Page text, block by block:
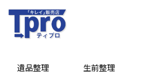
遺品整理 生前整理